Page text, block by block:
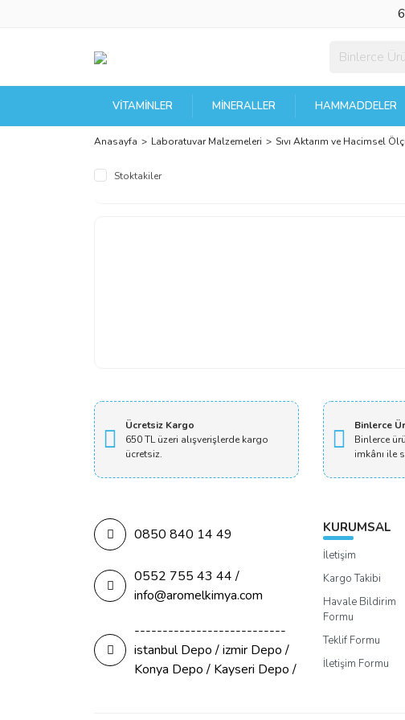
VITAMINLER MINERALLER HAMMADDELER
Anasayfa Laboratuvar Malzemeleri Sıvı Aktarım ve Hacimsel
Stoktakiler
Ücretsiz Kargo
650 TL üzeri alışverişlerde kargo
ücretsiz.
Binlerce
Binlerce
imkânı ile
0850 840 14 49
0552 755 43 44 /
info@aromelkimya.com
---------------------------
istanbul Depo / izmir Depo /
Konya Depo / Kayseri Depo /
KURUMSAL
İletişim
Kargo Takibi
Havale Bildirim
Formu
Teklif Formu
İletişim Formu